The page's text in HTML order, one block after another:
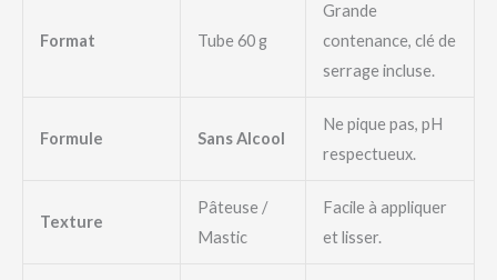
Format Tube 60 g
Grande
contenance, clé de
serrage incluse.
Formule Sans Alcool
Ne pique pas, pH
respectueux.
Texture
Pâteuse /
Mastic
Facile à appliquer
et lisser.